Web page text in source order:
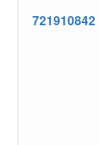
721910842